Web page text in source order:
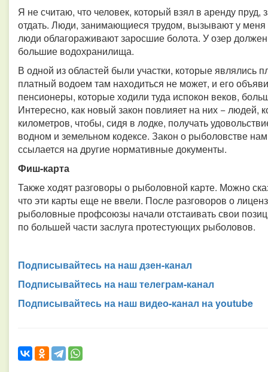
Я не считаю, что человек, который взял в аренду пруд,
отдать. Люди, занимающиеся трудом, вызывают у
люди облагораживают заросшие болота. У озер
большие водохранилища.
В одной из областей были участки, которые являлись
платный водоем там находиться не может, и его
пенсионеры, которые ходили туда испокон веков,
Интересно, как новый закон повлияет на них − людей,
километров, чтобы, сидя в лодке, получать
водном и земельном кодексе. Закон о рыболовстве
ссылается на другие нормативные документы.
Фиш-карта
Также ходят разговоры о рыболовной карте. Можно
что эти карты еще не ввели. После разговоров о
рыболовные профсоюзы начали отстаивать свои
по большей части заслуга протестующих рыболовов.
Подписывайтесь на наш дзен-канал
Подписывайтесь на наш телеграм-канал
Подписывайтесь на наш видео-канал на youtube